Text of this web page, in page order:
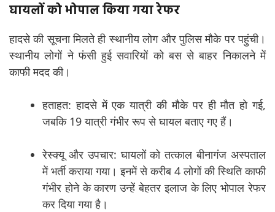
घायलों को भोपाल किया गया रेफर
हादसे की सूचना मिलते ही स्थानीय लोग और पुलिस मौके पर पहुंची।
स्थानीय लोगों ने फंसी हुई सवारियों को बस से बाहर निकालने में
काफी मदद की।
हताहत: हादसे में एक यात्री की मौके पर ही मौत हो गई,
जबकि 19 यात्री गंभीर रूप से घायल बताए गए हैं।
रेस्क्यू और उपचार: घायलों को तत्काल बीनागंज अस्पताल
में भर्ती कराया गया। इनमें से करीब 4 लोगों की स्थिति काफी
गंभीर होने के कारण उन्हें बेहतर इलाज के लिए भोपाल रेफर
कर दिया गया है।